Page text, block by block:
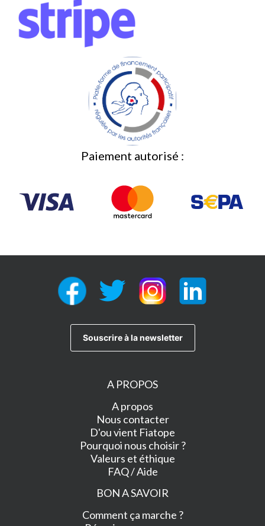
Paiement autorisé :
A PROPOS
A propos
Nous contacter
D'ou vient Fiatope
Pourquoi nous choisir ?
Valeurs et éthique
FAQ / Aide
BON A SAVOIR
Comment ça marche ?